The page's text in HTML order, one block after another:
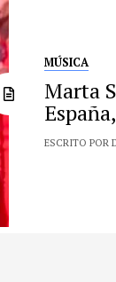
MÚSICA
Marta
ESCRITO POR